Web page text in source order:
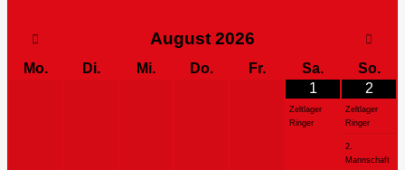
August 2026
Mo. Di. Mi. Do. Fr. Sa.
So.
1
Zeltlager
Ringer
2
Zeltlager
Ringer
2.
Mannschaft